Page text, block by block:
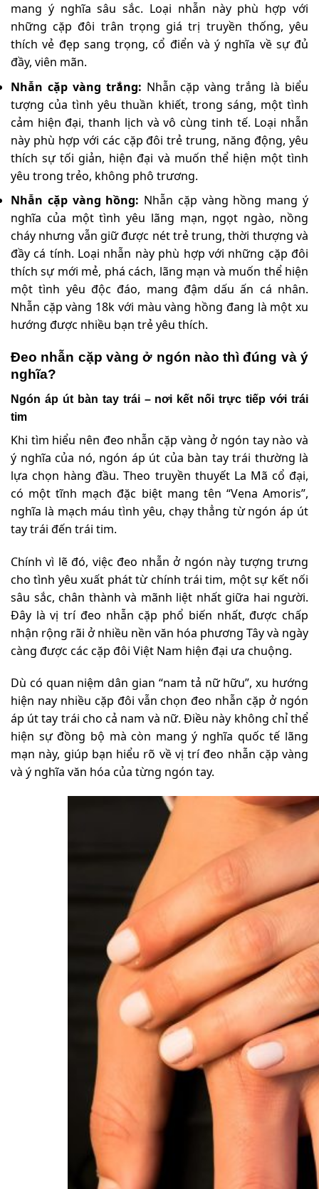
mang ý nghĩa sâu sắc. Loại nhẫn này phù hợp với
những cặp đôi trân trọng giá trị truyền thống, yêu
thích vẻ đẹp sang trọng, cổ điển và ý nghĩa về sự đủ
đầy, viên mãn.
Nhẫn cặp vàng trắng: Nhẫn cặp vàng trắng là biểu
tượng của tình yêu thuần khiết, trong sáng, một tình
cảm hiện đại, thanh lịch và vô cùng tinh tế. Loại nhẫn
này phù hợp với các cặp đôi trẻ trung, năng động, yêu
thích sự tối giản, hiện đại và muốn thể hiện một tình
yêu trong trẻo, không phô trương.
Nhẫn cặp vàng hồng: Nhẫn cặp vàng hồng mang ý
nghĩa của một tình yêu lãng mạn, ngọt ngào, nồng
cháy nhưng vẫn giữ được nét trẻ trung, thời thượng và
đầy cá tính. Loại nhẫn này phù hợp với những cặp đôi
thích sự mới mẻ, phá cách, lãng mạn và muốn thể hiện
một tình yêu độc đáo, mang đậm dấu ấn cá nhân.
Nhẫn cặp vàng 18k với màu vàng hồng đang là một xu
hướng được nhiều bạn trẻ yêu thích.
Đeo nhẫn cặp vàng ở ngón nào thì đúng và ý
nghĩa?
Ngón áp út bàn tay trái – nơi kết nối trực tiếp với trái
tim
Khi tìm hiểu nên đeo nhẫn cặp vàng ở ngón tay nào và
ý nghĩa của nó, ngón áp út của bàn tay trái thường là
lựa chọn hàng đầu. Theo truyền thuyết La Mã cổ đại,
có một tĩnh mạch đặc biệt mang tên “Vena Amoris”,
nghĩa là mạch máu tình yêu, chạy thẳng từ ngón áp út
tay trái đến trái tim.
Chính vì lẽ đó, việc đeo nhẫn ở ngón này tượng trưng
cho tình yêu xuất phát từ chính trái tim, một sự kết nối
sâu sắc, chân thành và mãnh liệt nhất giữa hai người.
Đây là vị trí đeo nhẫn cặp phổ biến nhất, được chấp
nhận rộng rãi ở nhiều nền văn hóa phương Tây và ngày
càng được các cặp đôi Việt Nam hiện đại ưa chuộng.
Dù có quan niệm dân gian “nam tả nữ hữu”, xu hướng
hiện nay nhiều cặp đôi vẫn chọn đeo nhẫn cặp ở ngón
áp út tay trái cho cả nam và nữ. Điều này không chỉ thể
hiện sự đồng bộ mà còn mang ý nghĩa quốc tế lãng
mạn này, giúp bạn hiểu rõ về vị trí đeo nhẫn cặp vàng
và ý nghĩa văn hóa của từng ngón tay.